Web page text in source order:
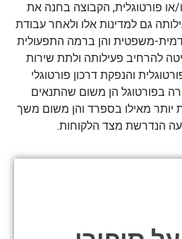
או פורטוגלית, הקבוצה בחנה את
גם למדינות אלו ולאחר עבודת
משפטית והן ברמה התפעולית
להרחיב פעילותה ולתת שירות
והנפקת דרכון פורטוגלי
בפורטוגל הן משום שהתנאים
יותר מאילו בספרד והן משום משך
הנדרשת מצד הלקוחות.